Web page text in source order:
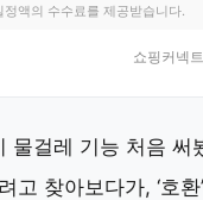
액의 수수료를 제공받습니다.
쇼핑커넥
걸레 기능 처음 써
고 찾아보다가, ‘호